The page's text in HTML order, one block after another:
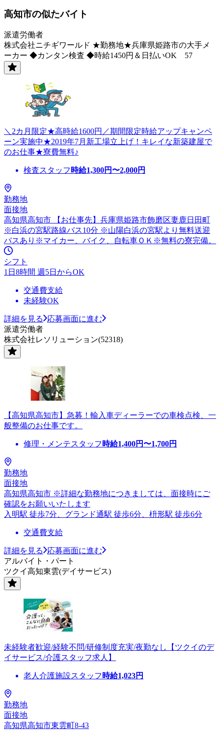
高知市の似たバイト
派遣労働者
株式会社ニチギワールド ★勤務地★兵庫県姫路市の大手メ
ーカー ◆カンタン検査 ◆時給1450円＆日払いOK 57
＼2カ月限定★高時給1600円／期間限定時給アップキャンペ
ーン実施中★2019年7月新工場立上げ！キレイな新築建屋で
のお仕事★寮費無料♪
検査スタッフ 時給1,300円〜2,000円
勤務地
面接地
高知県高知市 【お仕事先】兵庫県姫路市飾磨区妻鹿日田町
※白浜の宮駅路線バス10分 ※山陽白浜の宮駅より無料送迎
バスあり※マイカー、バイク、自転車ＯＫ※無料の寮完備。
シフト
1日8時間 週5日からOK
交通費支給
未経験OK
詳細を見る
応募画面に進む
派遣労働者
株式会社レソリューション(52318)
【高知県高知市】急募！輸入車ディーラーでの車検点検、一
般整備のお仕事です。
修理・メンテスタッフ 時給1,400円〜1,700円
勤務地
面接地
高知県高知市 ※詳細な勤務地につきましては、面接時にご
確認をお願いいたします
入明駅 徒歩7分、グランド通駅 徒歩6分、枡形駅 徒歩6分
交通費支給
詳細を見る
応募画面に進む
アルバイト・パート
ツクイ高知東雲(デイサービス)
未経験者歓迎/経験不問/研修制度充実/夜勤なし【ツクイのデ
イサービス/介護スタッフ求人】
老人介護施設スタッフ 時給1,023円
勤務地
面接地
高知県高知市東雲町8-43